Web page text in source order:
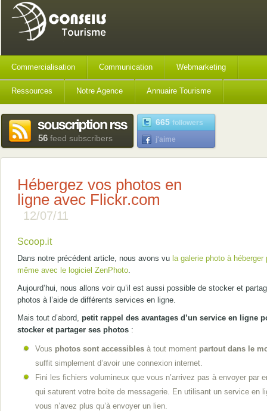
Commercialisation Communication Webmarketing
Ressources Notre Agence Annuaire Tourisme
56 feed subscribers
665 followers
j'aime
Hébergez vos photos en
ligne avec Flickr.com
12/07/11
Scoop.it
Dans notre précédent article, nous avons vu la galerie photo à héberger
même avec le logiciel ZenPhoto.
Aujourd’hui, nous allons voir qu’il est aussi possible de stocker et
photos à l’aide de différents services en ligne.
Mais tout d’abord, petit rappel des avantages d’un service en ligne
stocker et partager ses photos :
Vous photos sont accessibles à tout moment partout dans le
suffit simplement d’avoir une connexion internet.
Fini les fichiers volumineux que vous n’arrivez pas à envoyer par
qui saturent votre boite de messagerie. En utilisant un service en
vous n’avez plus qu’à envoyer un lien.